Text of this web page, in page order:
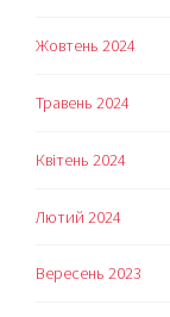
Жовтень 2024
Травень 2024
Квітень 2024
Лютий 2024
Вересень 2023